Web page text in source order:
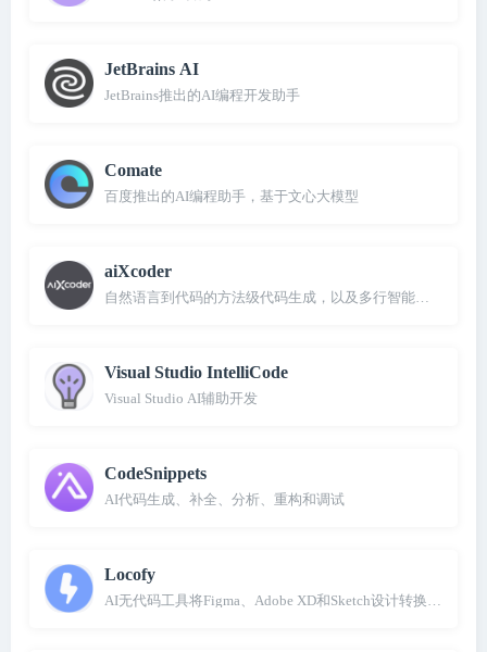
JetBrains AI
JetBrains推出的AI编程开发助手
Comate
百度推出的AI编程助手，基于文心大模型
aiXcoder
自然语言到代码的方法级代码生成，以及多行智能代码补全
Visual Studio IntelliCode
Visual Studio AI辅助开发
CodeSnippets
AI代码生成、补全、分析、重构和调试
Locofy
AI无代码工具将Figma、Adobe XD和Sketch设计转换成前端代